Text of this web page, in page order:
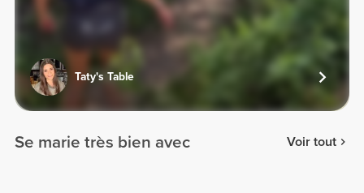
Taty's Table
Se marie très bien avec Voir tout